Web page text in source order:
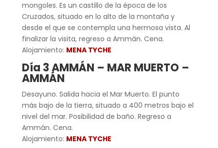
mongoles. Es un castillo de la época de los
Cruzados, situado en lo alto de la montaña y
desde el que se contempla una hermosa vista. Al
finalizar la visita, regreso a Ammán. Cena.
Alojamiento: MENA TYCHE
Día 3 AMMÁN – MAR MUERTO –
AMMÁN
Desayuno. Salida hacia el Mar Muerto. El punto
más bajo de la tierra, situado a 400 metros bajo el
nivel del mar. Posibilidad de baño. Regreso a
Ammán. Cena.
Alojamiento: MENA TYCHE